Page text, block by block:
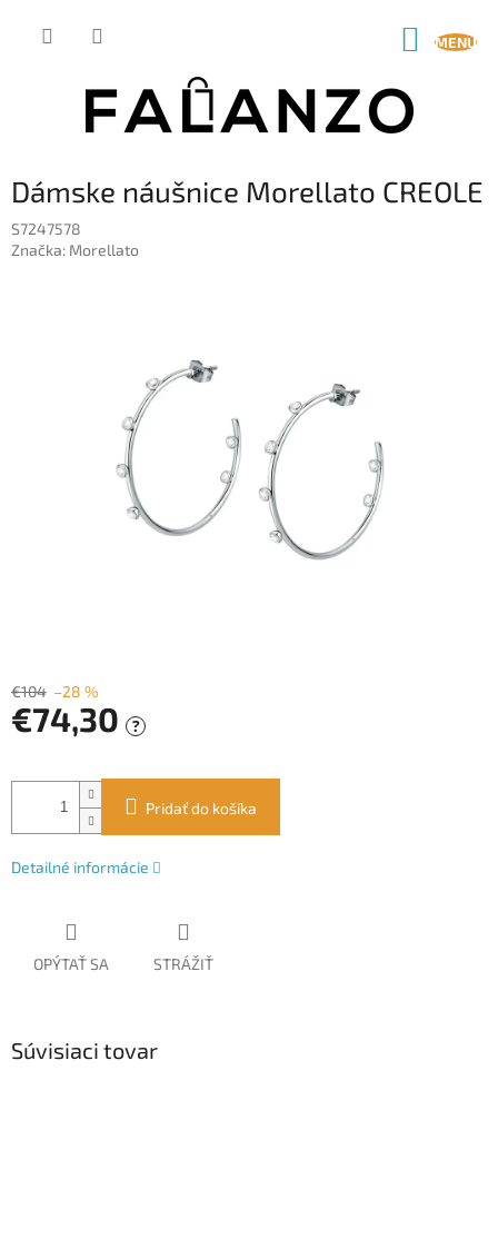
Dámske náušnice Morellato CREOLE
S7247578
Značka: Morellato
€104 –28 %
€74,30 ?
cena:
Pridať do košíka
Detailné informácie
OPÝTAŤ SA STRÁŽIŤ
Súvisiaci tovar